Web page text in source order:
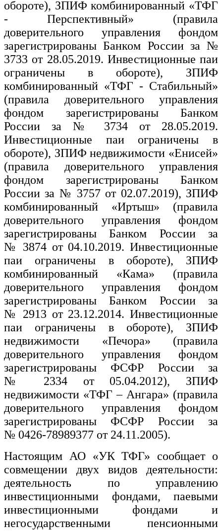
обороте), ЗПИФ комбинированный «ТФГ
- Перспективный» (правила
доверительного управления фондом
зарегистрированы Банком России за №
3733 от 28.05.2019. Инвестиционные паи
ограничены в обороте), ЗПИФ
комбинированный «ТФГ - Стабильный»
(правила доверительного управления
фондом зарегистрированы Банком
России за № 3734 от 28.05.2019.
Инвестиционные паи ограничены в
обороте), ЗПИФ недвижимости «Енисей»
(правила доверительного управления
фондом зарегистрированы Банком
России за № 3757 от 02.07.2019), ЗПИФ
комбинированный «Иртыш» (правила
доверительного управления фондом
зарегистрированы Банком России за
№ 3874 от 04.10.2019. Инвестиционные
паи ограничены в обороте), ЗПИФ
комбинированный «Кама» (правила
доверительного управления фондом
зарегистрированы Банком России за
№ 2913 от 23.12.2014. Инвестиционные
паи ограничены в обороте), ЗПИФ
недвижимости «Печора» (правила
доверительного управления фондом
зарегистрированы ФСФР России за
№ 2334 от 05.04.2012), ЗПИФ
недвижимости «ТФГ – Ангара» (правила
доверительного управления фондом
зарегистрированы ФСФР России за
№ 0426-78989377 от 24.11.2005).
Настоящим АО «УК ТФГ» сообщает о
совмещении двух видов деятельности:
деятельность по управлению
инвестиционными фондами, паевыми
инвестиционными фондами и
негосударственными пенсионными